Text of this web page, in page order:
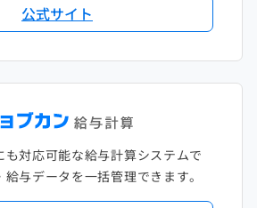
公式サイト
対応可能な給与計算システムで
与データを一括管理できます。